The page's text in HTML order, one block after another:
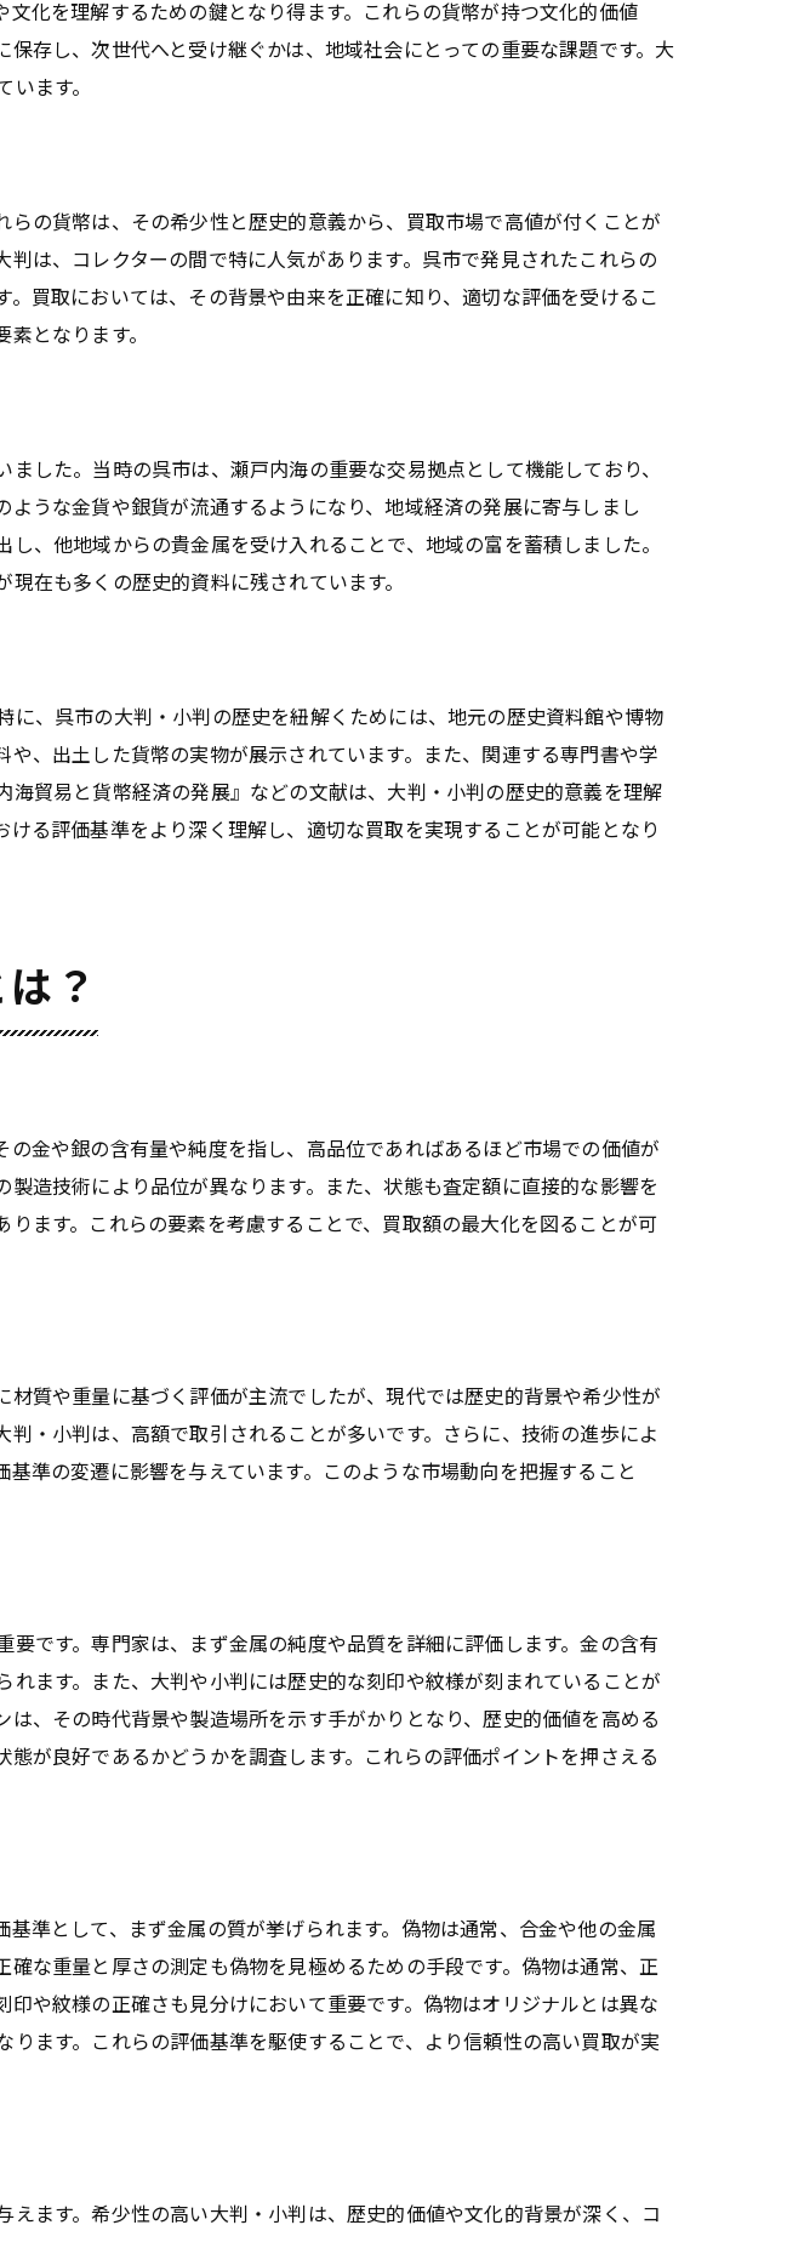
避策
事項
ロセスを徹底解説
きと必要書類
間とコスト
判の価値と買取の秘訣
の秘密
の見極め方
るためのヒント
市での成功のポイント
・小判買取の実情
取のための秘訣
と情報
き市場知識
うためのガイド
買取戦略
ョンの違い
化を理解するための鍵となり得ます。これらの貨幣が持つ文化的価値
存し、次世代へと受け継ぐかは、地域社会にとっての重要な課題です。大
ます。
の貨幣は、その希少性と歴史的意義から、買取市場で高値が付くことが
は、コレクターの間で特に人気があります。呉市で発見されたこれらの
買取においては、その背景や由来を正確に知り、適切な評価を受けるこ
となります。
した。当時の呉市は、瀬戸内海の重要な交易拠点として機能しており、
うな金貨や銀貨が流通するようになり、地域経済の発展に寄与しまし
、他地域からの貴金属を受け入れることで、地域の富を蓄積しました。
在も多くの歴史的資料に残されています。
、呉市の大判・小判の歴史を紐解くためには、地元の歴史資料館や博物
、出土した貨幣の実物が展示されています。また、関連する専門書や学
貿易と貨幣経済の発展』などの文献は、大判・小判の歴史的意義を理解
る評価基準をより深く理解し、適切な買取を実現することが可能となり
？
金や銀の含有量や純度を指し、高品位であればあるほど市場での価値が
造技術により品位が異なります。また、状態も査定額に直接的な影響を
ます。これらの要素を考慮することで、買取額の最大化を図ることが可
質や重量に基づく評価が主流でしたが、現代では歴史的背景や希少性が
・小判は、高額で取引されることが多いです。さらに、技術の進歩によ
準の変遷に影響を与えています。このような市場動向を把握すること
です。専門家は、まず金属の純度や品質を詳細に評価します。金の含有
ます。また、大判や小判には歴史的な刻印や紋様が刻まれていることが
、その時代背景や製造場所を示す手がかりとなり、歴史的価値を高める
が良好であるかどうかを調査します。これらの評価ポイントを押さえる
準として、まず金属の質が挙げられます。偽物は通常、合金や他の金属
な重量と厚さの測定も偽物を見極めるための手段です。偽物は通常、正
や紋様の正確さも見分けにおいて重要です。偽物はオリジナルとは異な
ます。これらの評価基準を駆使することで、より信頼性の高い買取が実
ます。希少性の高い大判・小判は、歴史的価値や文化的背景が深く、コ